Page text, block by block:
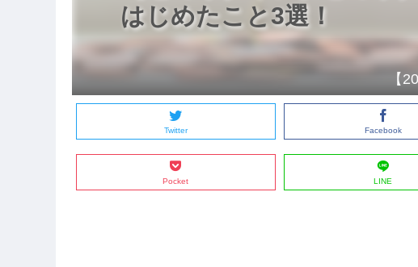
はじめたこと3選！
【
Twitter Facebook
Pocket LINE